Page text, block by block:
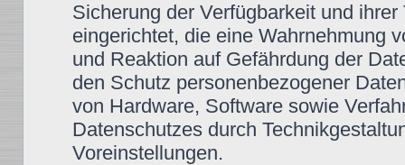
Sicherung der Verfügbarkeit und
eingerichtet, die eine Wahrnehmung
und Reaktion auf Gefährdung der
den Schutz personenbezogener
von Hardware, Software sowie
Datenschutzes durch
Voreinstellungen.